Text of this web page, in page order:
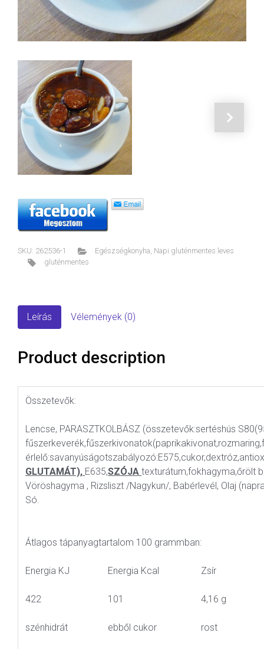
SKU: 262536-1 Egészségkonyha Napi gluténmentes leves
gluténmentes
Leírás Vélemények (0)
Product description
Összetevők:
Lencse, PARASZTKOLBÁSZ (összetevők:sertéshús
GLUTAMÁT), E635,SZÓJA texturátum,fokhagyma,őrölt
Vöröshagyma , Rizsliszt /Nagykun/, Babérlevél, Olaj
Só.
Átlagos tápanyagtartalom 100 grammban:
Energia KJ Energia Kcal Zsír
422 101 4,16 g
szénhidrát ebből cukor rost